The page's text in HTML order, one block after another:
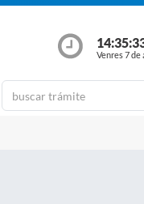
Venres 7 de